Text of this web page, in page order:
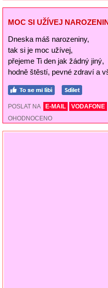
MOC SI UŽÍVEJ
Dneska máš narozeniny,
tak si je moc užívej,
přejeme Ti den jak žádný jiný,
hodně štěstí, pevné zdraví a
POSLAT NA E-MAIL VODAFONE
OHODNOCENO